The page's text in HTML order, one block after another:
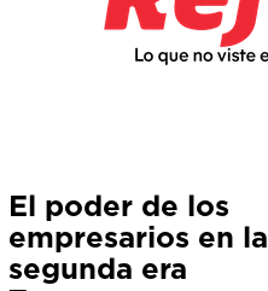
El poder de los
empresarios en la
segunda era